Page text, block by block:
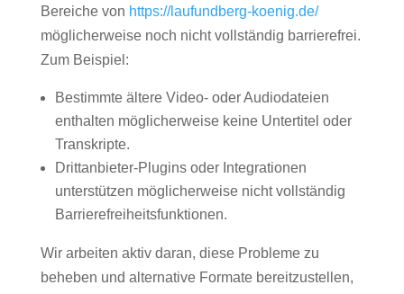
Bereiche von https://laufundberg-koenig.de/
möglicherweise noch nicht vollständig barrierefrei.
Zum Beispiel:
Bestimmte ältere Video- oder Audiodateien
enthalten möglicherweise keine Untertitel oder
Transkripte.
Drittanbieter-Plugins oder Integrationen
unterstützen möglicherweise nicht vollständig
Barrierefreiheitsfunktionen.
Wir arbeiten aktiv daran, diese Probleme zu
beheben und alternative Formate bereitzustellen,